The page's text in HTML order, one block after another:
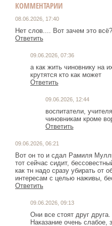
КОММЕНТАРИИ
08.06.2026, 17:40
Нет слов.... Вот зачем это всё?
Ответить
09.06.2026, 07:36
а как жить чиновнику на
крутятся кто как может
Ответить
09.06.2026, 12:44
воспитатели,
чиновникам кроме
Ответить
09.06.2026, 06:21
Вот он то и сдал Рамиля
тот сейчас сидит,
как тн надо сразу убирать от
интересам с целью наживы,
Ответить
09.06.2026, 09:13
Они все стоят друг друга.
Наказание очень слабое,